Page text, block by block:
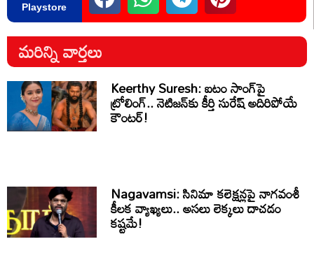
Playstore
మరిన్ని వార్తలు
Keerthy Suresh: ఐటం సాంగ్‌పై
ట్రోలింగ్.. నెటిజన్‌కు కీర్తి సురేష్ అదిరిపోయే
కౌంటర్!
Nagavamsi: సినిమా కలెక్షన్లపై నాగవంశీ
కీలక వ్యాఖ్యలు.. అసలు లెక్కలు దాచడం
కష్టమే!